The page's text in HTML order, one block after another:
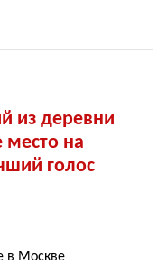
из деревни
место на
голос
в Москве